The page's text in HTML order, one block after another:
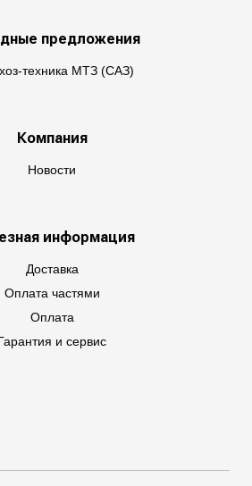
предложения
техника МТЗ (САЗ)
Компания
Новости
информация
Доставка
Оплата частями
Оплата
и сервис